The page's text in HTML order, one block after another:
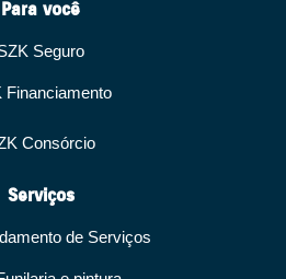
Para você
Seguro
Financiamento
Consórcio
Serviços
de Serviços